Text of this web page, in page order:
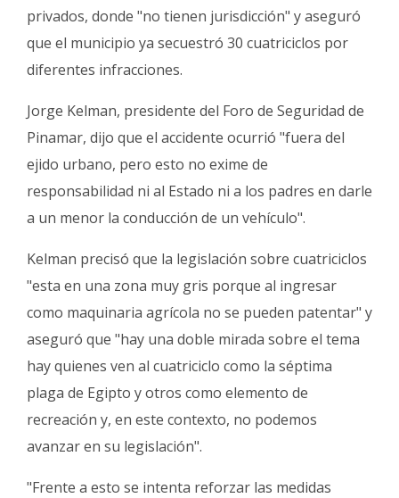
privados, donde "no tienen jurisdicción" y aseguró
que el municipio ya secuestró 30 cuatriciclos por
diferentes infracciones.
Jorge Kelman, presidente del Foro de Seguridad de
Pinamar, dijo que el accidente ocurrió "fuera del
ejido urbano, pero esto no exime de
responsabilidad ni al Estado ni a los padres en darle
a un menor la conducción de un vehículo".
Kelman precisó que la legislación sobre cuatriciclos
"esta en una zona muy gris porque al ingresar
como maquinaria agrícola no se pueden patentar" y
aseguró que "hay una doble mirada sobre el tema
hay quienes ven al cuatriciclo como la séptima
plaga de Egipto y otros como elemento de
recreación y, en este contexto, no podemos
avanzar en su legislación".
"Frente a esto se intenta reforzar las medidas